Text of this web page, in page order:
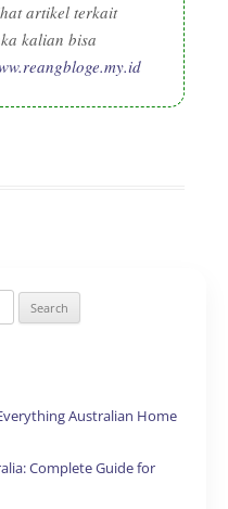
artikel terkait
kalian bisa
Australian Home
Complete Guide for